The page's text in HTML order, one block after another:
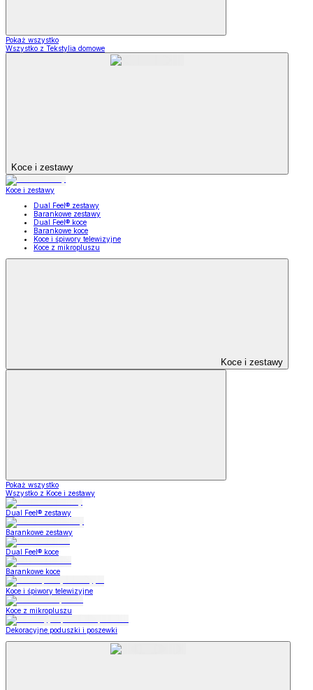
Pokaż wszystko
Wszystko z Tekstylia domowe
Koce i zestawy
Koce i zestawy
Dual Feel® zestawy
Barankowe zestawy
Dual Feel® koce
Barankowe koce
Koce i śpiwory telewizyjne
Koce z mikropluszu
Koce i zestawy
Pokaż wszystko
Wszystko z Koce i zestawy
Dual Feel® zestawy
Barankowe zestawy
Dual Feel® koce
Barankowe koce
Koce i śpiwory telewizyjne
Koce z mikropluszu
Dekoracyjne poduszki i poszewki